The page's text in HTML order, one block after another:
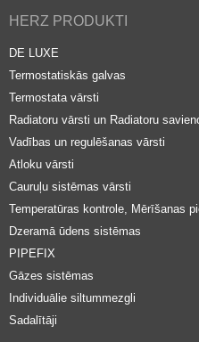
HERZ PRODUKTI
DE LUXE
Termostatiskās galvas
Termostata vārsti
Radiatoru vārsti un Radiatoru
Vadības un regulēšanas vārsti
Atloku vārsti
Cauruļu sistēmas vārsti
Temperatūras kontrole, Mērīšanas
Dzeramā ūdens sistēmas
PIPEFIX
Gāzes sistēmas
Individuālie siltummezgli
Sadalītāji